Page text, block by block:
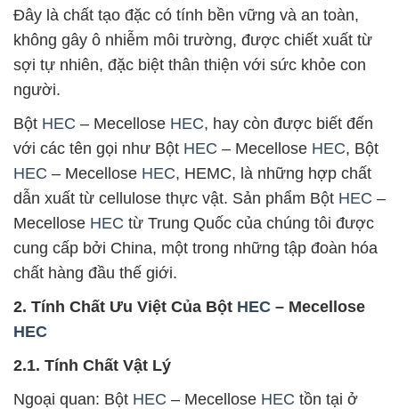
Đây là chất tạo đặc có tính bền vững và an toàn,
không gây ô nhiễm môi trường, được chiết xuất từ
sợi tự nhiên, đặc biệt thân thiện với sức khỏe con
người.
Bột HEC – Mecellose HEC, hay còn được biết đến
với các tên gọi như Bột HEC – Mecellose HEC, Bột
HEC – Mecellose HEC, HEMC, là những hợp chất
dẫn xuất từ cellulose thực vật. Sản phẩm Bột HEC –
Mecellose HEC từ Trung Quốc của chúng tôi được
cung cấp bởi China, một trong những tập đoàn hóa
chất hàng đầu thế giới.
2. Tính Chất Ưu Việt Của Bột HEC – Mecellose
HEC
2.1. Tính Chất Vật Lý
Ngoại quan: Bột HEC – Mecellose HEC tồn tại ở